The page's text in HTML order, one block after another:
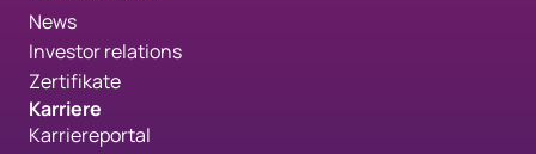
News
Investor relations
Zertifikate
Karriere
Karriereportal